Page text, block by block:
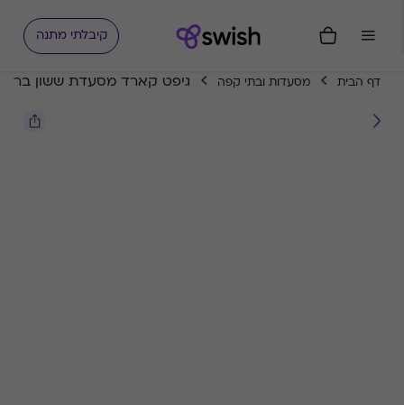
קיבלתי מתנה
דף הבית מסעדות ובתי קפה גיפט קארד מסעדת ששון בר